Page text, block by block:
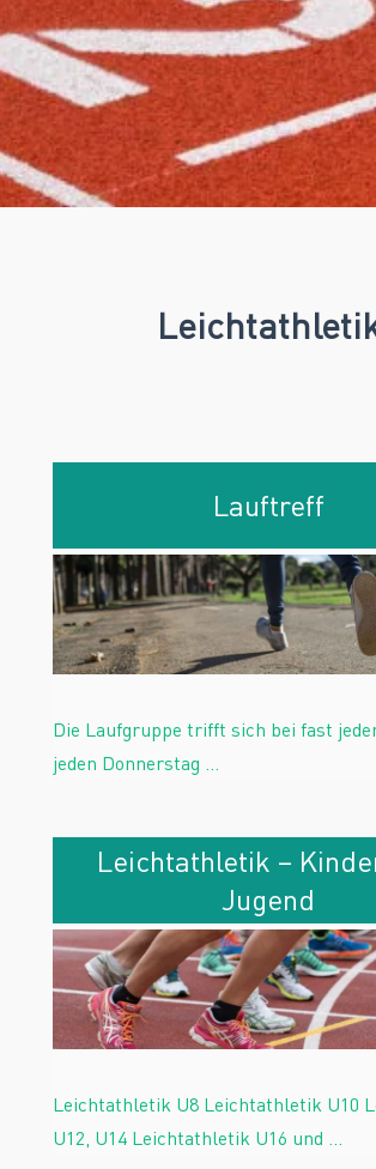
Lauftreff
Die Laufgruppe trifft sich bei fast
jeden Donnerstag …
Leichtathletik –
Jugend
Leichtathletik U8 Leichtathletik U10
U12, U14 Leichtathletik U16 und …